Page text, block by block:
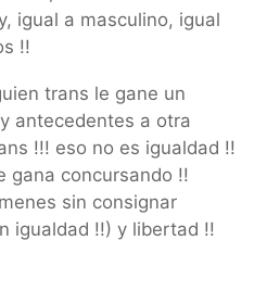
igual a masculino, igual
!!
trans le gane un
antecedentes a otra
!!! eso no es igualdad !!
gana concursando !!
sin consignar
igualdad !!) y libertad !!